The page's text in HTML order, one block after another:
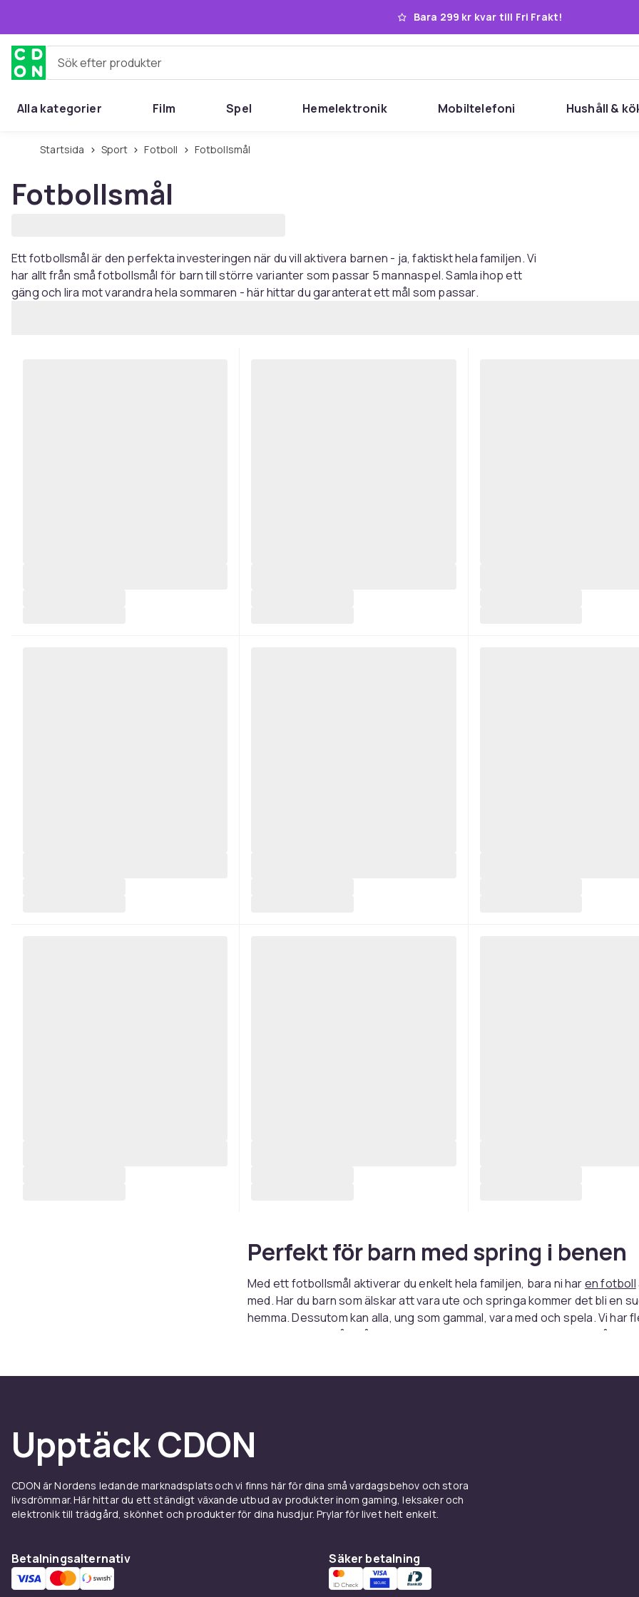
Bara 299 kr kvar till Fri Frakt!
Sök efter produkter
Alla kategorier Film Spel Hemelektronik Mobiltelefoni Hushåll &
Startsida Sport Fotboll Fotbollsmål
Fotbollsmål
Ett fotbollsmål är den perfekta investeringen när du vill aktivera barnen - ja, faktiskt hela familjen. Vi
har allt från små fotbollsmål för barn till större varianter som passar 5 mannaspel. Samla ihop ett
gäng och lira mot varandra hela sommaren - här hittar du garanterat ett mål som passar.
Perfekt för barn med spring i benen
Med ett fotbollsmål aktiverar du enkelt hela familjen, bara ni haren fotboll
med. Har du barn som älskar att vara ute och springa kommer det bli en
hemma. Dessutom kan alla, ung som gammal, vara med och spela. Vi har
varianter i olika mått så du enkelt kan anpassa spelytan efter trädgårdens
Stabila mål som håller
vindpust. Därför har vi valt att ta in fotbollsmål av hög kvalitet. Det gäller
näten i själva målet. Det är inte meningen att det ska bli hål i nätet efter ett
Både mål och tillbehör
behöva. Behöver du endast nät till ditt fotbollsmål kan du självfallet hitta
oss. Vi har även mål med plankor framför så att du kan träna
har med andra ord alla tänkbara verktyg för att du och alla som använder
Upptäck CDON
CDON är Nordens ledande marknadsplats och vi finns här för dina små vardagsbehov och stora
livsdrömmar. Här hittar du ett ständigt växande utbud av produkter inom gaming, leksaker och
elektronik till trädgård, skönhet och produkter för dina husdjur. Prylar för livet helt enkelt.
Betalningsalternativ Säker betalning